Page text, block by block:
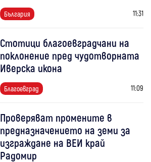
България 11:31
Стотици благоевградчани на
поклонение пред чудотворната
Иверска икона
Благоевград 11:09
Проверяват промените в
предназначението на земи за
изграждане на ВЕИ край
Радомир